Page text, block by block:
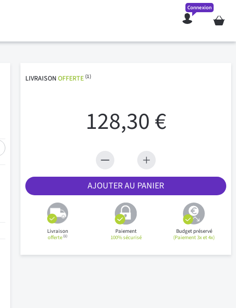
Mon
Connexion
LIVRAISONOFFERTE (1)
128,30 €
AJOUTER AU PANIER
Livraison
offerte(1)
Paiement
100% sécurisé
Budget préservé
(Paiement 3x et 4x)